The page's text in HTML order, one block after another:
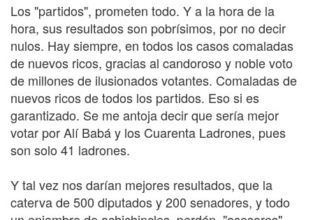
Los "partidos", prometen todo. Y a la hora de la
hora, sus resultados son pobrísimos, por no decir
nulos. Hay siempre, en todos los casos comaladas
de nuevos ricos, gracias al candoroso y noble voto
de millones de ilusionados votantes. Comaladas de
nuevos ricos de todos los partidos. Eso si es
garantizado. Se me antoja decir que sería mejor
votar por Alí Babá y los Cuarenta Ladrones, pues
son solo 41 ladrones.
Y tal vez nos darían mejores resultados, que la
caterva de 500 diputados y 200 senadores, y todo